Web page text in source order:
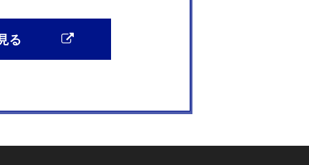
る